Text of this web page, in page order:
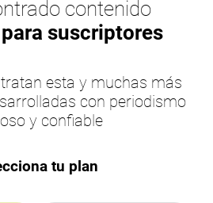
contenido
suscriptores
esta y muchas más
con periodismo
y confiable
tu plan